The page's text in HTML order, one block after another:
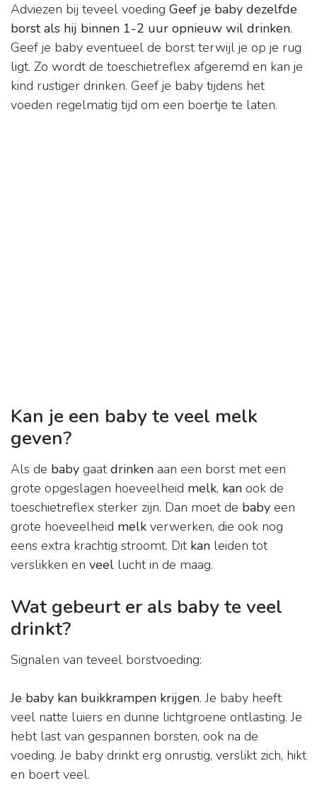
Adviezen bij teveel voeding Geef je baby dezelfde
borst als hij binnen 1-2 uur opnieuw wil drinken.
Geef je baby eventueel de borst terwijl je op je rug
ligt. Zo wordt de toeschietreflex afgeremd en kan je
kind rustiger drinken. Geef je baby tijdens het
voeden regelmatig tijd om een boertje te laten.
Kan je een baby te veel melk
geven?
Als de baby gaatdrinken aan een borst met een
grote opgeslagen hoeveelheid melk, kan ook de
toeschietreflex sterker zijn. Dan moet de baby een
grote hoeveelheid melk verwerken, die ook nog
eens extra krachtig stroomt. Dit kan leiden tot
verslikken en veel lucht in de maag.
Wat gebeurt er als baby te veel
drinkt?
Signalen van teveel borstvoeding:
Je baby kan buikkrampen krijgen. Je baby heeft
veel natte luiers en dunne lichtgroene ontlasting. Je
hebt last van gespannen borsten, ook na de
voeding. Je baby drinkt erg onrustig, verslikt zich, hikt
en boert veel.